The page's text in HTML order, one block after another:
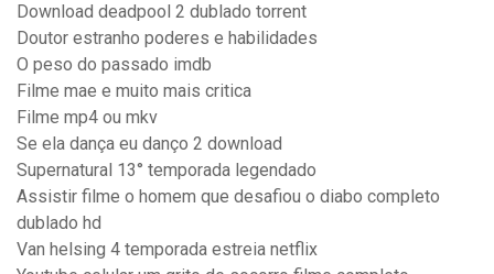
Download deadpool 2 dublado torrent
Doutor estranho poderes e habilidades
O peso do passado imdb
Filme mae e muito mais critica
Filme mp4 ou mkv
Se ela dança eu danço 2 download
Supernatural 13° temporada legendado
Assistir filme o homem que desafiou o diabo completo
dublado hd
Van helsing 4 temporada estreia netflix